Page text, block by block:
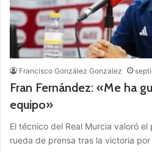
Francisco González Gonzalez
Fran Fernández: «Me ha
equipo»
El técnico del Real Murcia valoró
rueda de prensa tras la victoria